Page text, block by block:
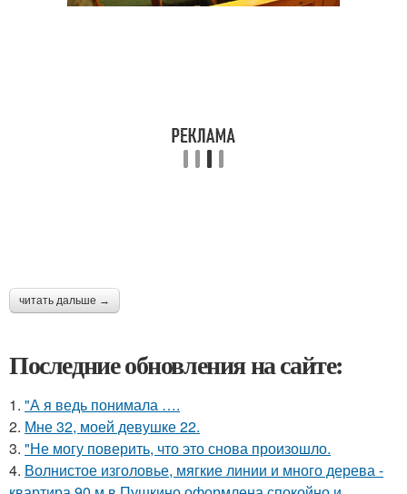
читать дальше →
Последние обновления на сайте:
1. "А я ведь понимала ….
2. Мне 32, моей девушке 22.
3. "Не могу поверить, что это снова произошло.
4. Волнистое изголовье, мягкие линии и много дерева -